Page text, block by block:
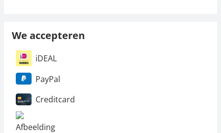
We accepteren
iDEAL
PayPal
Creditcard